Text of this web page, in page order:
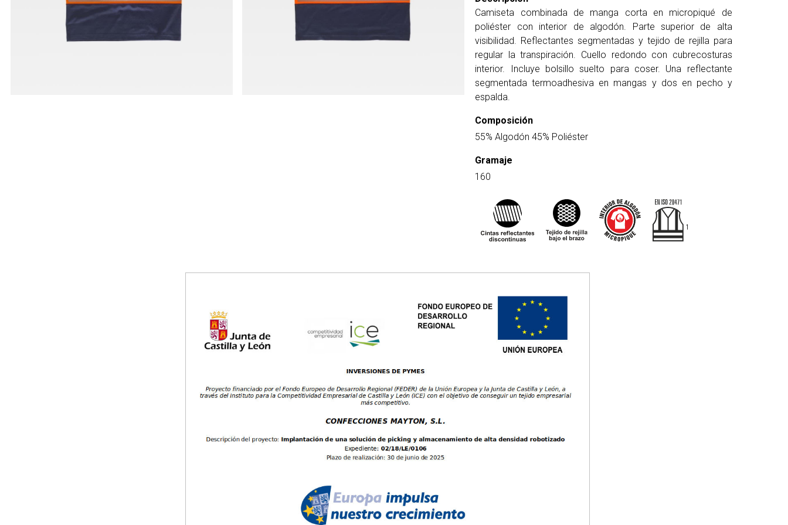
Camiseta combinada de manga corta en micropiqué de
poliéster con interior de algodón. Parte superior de alta
visibilidad. Reflectantes segmentadas y tejido de rejilla para
regular la transpiración. Cuello redondo con cubrecosturas
interior. Incluye bolsillo suelto para coser. Una reflectante
segmentada termoadhesiva en mangas y dos en pecho y
espalda.
Composición
55% Algodón 45% Poliéster
Gramaje
160